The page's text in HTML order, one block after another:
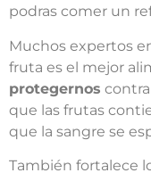
podras comer un
Muchos expertos
fruta es el mejor
protegernos
que las frutas
que la sangre se
También fortalece